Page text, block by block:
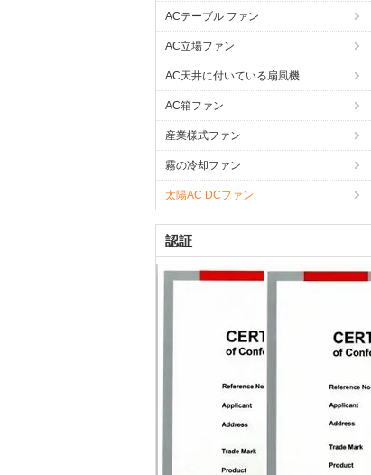
ACテーブル ファン
AC立場ファン
AC天井に付いている扇風機
AC箱ファン
産業様式ファン
霧の冷却ファン
太陽AC DCファン
認証